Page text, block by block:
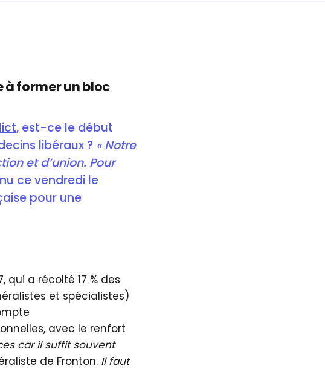
à former un bloc
, est-ce le début
libéraux ? « Notre
et d’union. Pour
ce vendredi le
pour une
a récolté 17 % des
et spécialistes)
avec le renfort
car il suffit souvent
de Fronton. Il faut